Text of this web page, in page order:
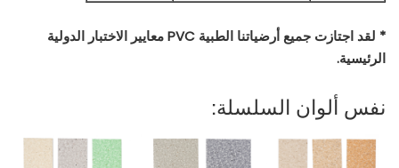
* لقد اجتازت جميع أرضياتنا الطبية PVC معايير الاختبار الدولية
الرئيسية.
نفس ألوان السلسلة: